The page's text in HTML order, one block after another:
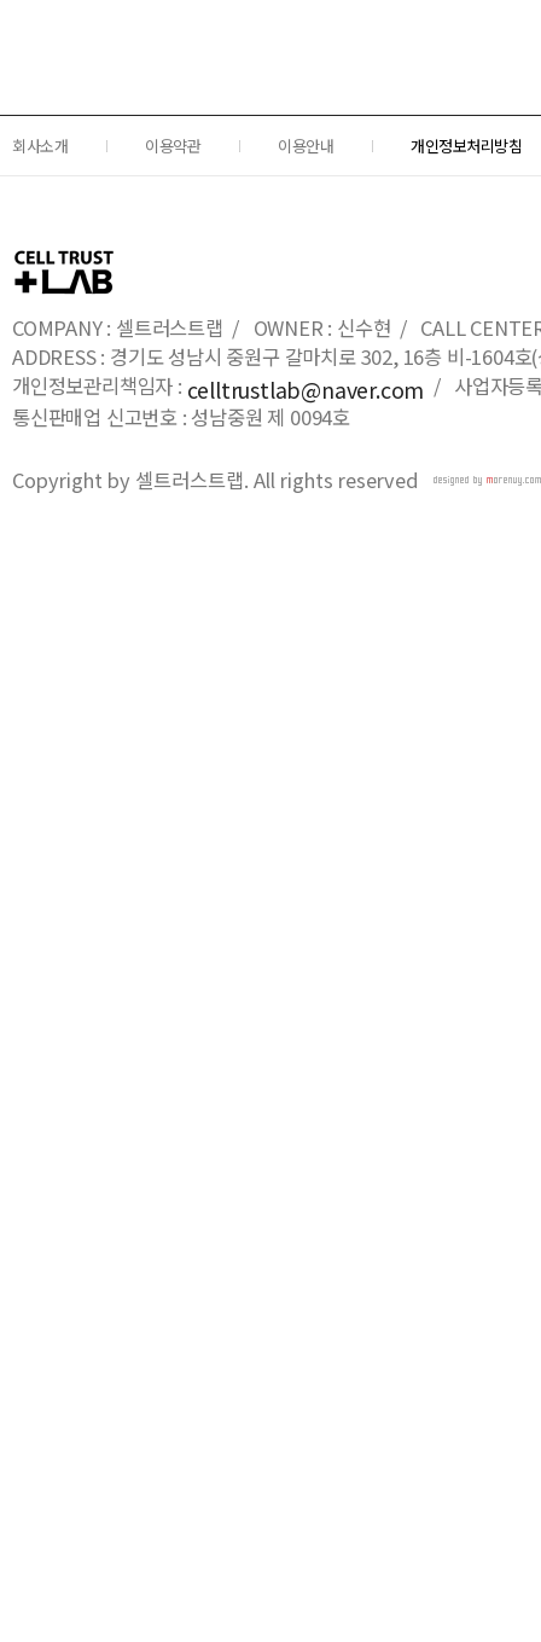
회사소개 이용약관 이용안내 개인정보처리방침
COMPANY : 셀트러스트랩 / OWNER : 신수현 / CALL
ADDRESS : 경기도 성남시 중원구 갈마치로 302, 16층 비-1604
개인정보관리책임자 : celltrustlab@naver.com / 사업자등
통신판매업 신고번호 : 성남중원 제 0094호
Copyright by 셀트러스트랩. All rights reserved